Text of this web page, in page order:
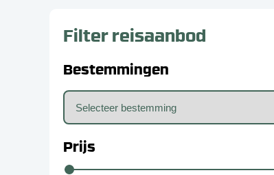
Filter reisaanbod
Bestemmingen
Prijs